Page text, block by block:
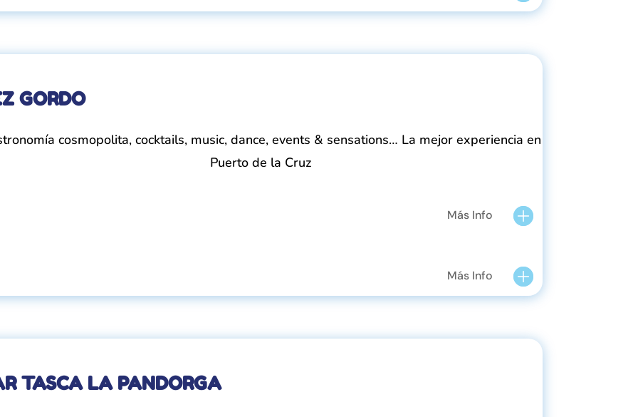
GORDO
cosmopolita, cocktails, music, dance, events & sensations… La mejor experiencia en
Puerto de la Cruz
Más Info
Más Info
TASCA LA PANDORGA